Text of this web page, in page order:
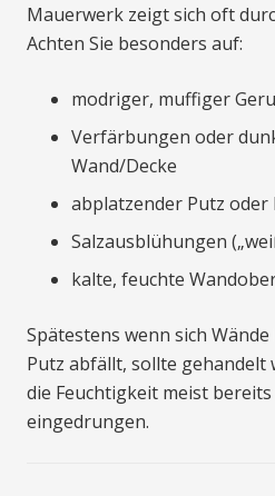
Mauerwerk zeigt sich oft
Achten Sie besonders auf:
modriger, muffiger
Verfärbungen oder
Wand/Decke
abplatzender Putz oder
Salzausblühungen
kalte, feuchte
Spätestens wenn sich
Putz abfällt, sollte gehandelt
die Feuchtigkeit meist
eingedrungen.